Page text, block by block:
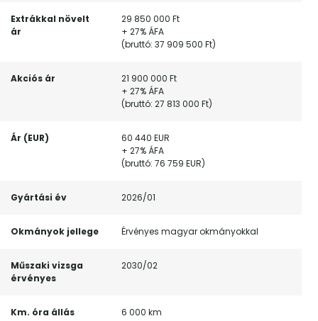
Extrákkal növelt
ár
29 850 000 Ft
+ 27% ÁFA
(bruttó: 37 909 500 Ft)
Akciós ár
21 900 000 Ft
+ 27% ÁFA
(bruttó: 27 813 000 Ft)
Ár (EUR)
60 440 EUR
+ 27% ÁFA
(bruttó: 76 759 EUR)
Gyártási év 2026/01
Okmányok jellege Érvényes magyar okmányokkal
Műszaki vizsga
érvényes
2030/02
Km. óra állás 6 000 km